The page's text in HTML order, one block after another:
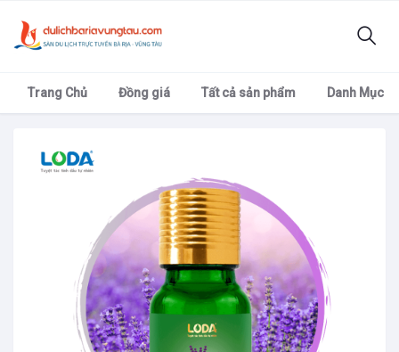
Trang Chủ Đồng giá Tất cả sản phẩm Danh Mục